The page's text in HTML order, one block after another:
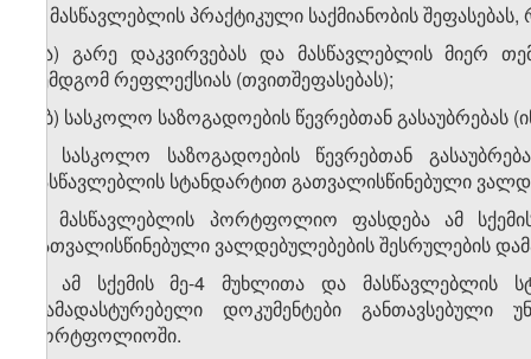
ბ) მასწავლებლის პრაქტიკული საქმიანობის
ბ.ა) გარე დაკვირვებას და მასწავლებლის მიერ
შემდგომ რეფლექსიას (თვითშეფასებას);
ბ.ბ) სასკოლო საზოგადოების წევრებთან
3. სასკოლო საზოგადოების წევრებთან
მასწავლებლის სტანდარტით გათვალისწინებული
4. მასწავლებლის პორტფოლიო ფასდება ამ
გათვალისწინებული ვალდებულებების შესრულების
5. ამ სქემის მე-4 მუხლითა და მასწავლებლის
დამადასტურებელი დოკუმენტები
პორტფოლიოში.